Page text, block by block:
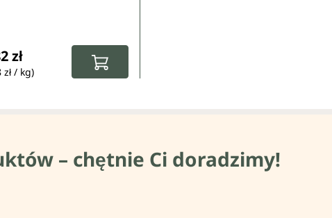
zł
zł / kg)
– chętnie Ci doradzimy!